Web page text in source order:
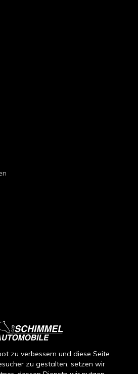
zu verbessern und diese Seite
zu gestalten, setzen wir